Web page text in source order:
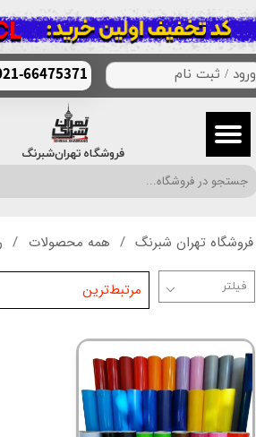
فروشگاه تهران‌شبرنگ
66475371 ورود / ثبت نام
حساب کاربری من
تغییر گذر واژه
سفارشات
خروج از حساب کاربری
فروشگاه تهران شبرنگ همه محصولات
مرتبط‌ترین